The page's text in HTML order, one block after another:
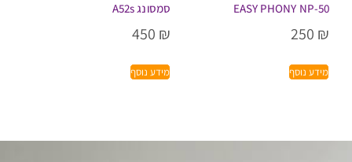
EASY PHONY NP-50
250 ₪
מידע נוסף
סמסונג A52s
450 ₪
מידע נוסף